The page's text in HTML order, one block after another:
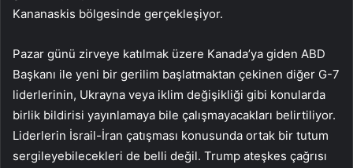
Kananaskis bölgesinde gerçekleşiyor.
Pazar günü zirveye katılmak üzere Kanada’ya giden ABD
Başkanı ile yeni bir gerilim başlatmaktan çekinen diğer G-7
liderlerinin, Ukrayna veya iklim değişikliği gibi konularda
birlik bildirisi yayınlamaya bile çalışmayacakları belirtiliyor.
Liderlerin İsrail-İran çatışması konusunda ortak bir tutum
sergileyebilecekleri de belli değil. Trump ateşkes çağrısı